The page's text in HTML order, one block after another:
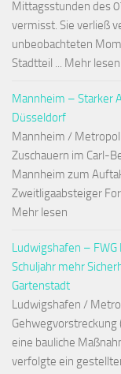
Mittagsstunden des
vermisst. Sie verließ
unbeobachteten
Stadtteil ... Mehr lesen
Mannheim – Starker
Düsseldorf
Mannheim /
Zuschauern im Carl-
Mannheim zum
Zweitligaabsteiger
Mehr lesen
Ludwigshafen –
Schuljahr mehr
Gartenstadt
Ludwigshafen /
Gehwegvorstreckung
eine bauliche
verfolgte ein